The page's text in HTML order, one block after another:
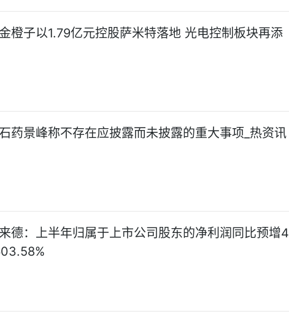
橙子以1.79亿元控股萨米特落地 光电控制板块再添
药景峰称不存在应披露而未披露的重大事项_热资讯
德：上半年归属于上市公司股东的净利润同比预增4